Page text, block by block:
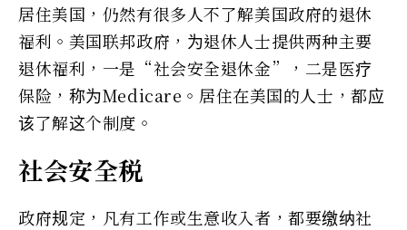
居住美国，仍然有很多人不了解美国政府的退休
福利。美国联邦政府，为退休人士提供两种主要
退休福利，一是“社会安全退休金”，二是医疗
保险，称为Medicare。居住在美国的人士，都应
该了解这个制度。
社会安全税
政府规定，凡有工作或生意收入者，都要缴纳社